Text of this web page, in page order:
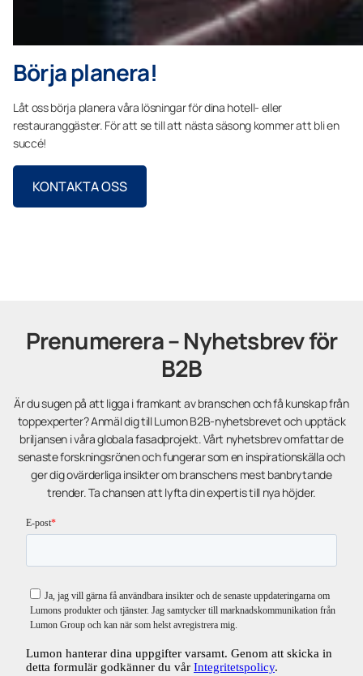
Börja planera!
Låt oss börja planera våra lösningar för dina hotell- eller
restauranggäster. För att se till att nästa säsong kommer att bli en
succé!
KONTAKTA OSS
Prenumerera – Nyhetsbrev för
B2B
Är du sugen på att ligga i framkant av branschen och få kunskap från
toppexperter? Anmäl dig till Lumon B2B-nyhetsbrevet och upptäck
briljansen i våra globala fasadprojekt. Vårt nyhetsbrev omfattar de
senaste forskningsrönen och fungerar som en inspirationskälla och
ger dig ovärderliga insikter om branschens mest banbrytande
trender. Ta chansen att lyfta din expertis till nya höjder.